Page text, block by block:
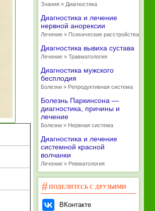
Знания » Диагностика
Диагностика и лечение
нервной анорексии
Лечение » Психические расстройства
Диагностика вывиха сустава
Лечение » Травматология
Диагностика мужского
бесплодия
Болезни » Репродуктивная система
Болезнь Паркинсона —
диагностика, причины и
лечение
Болезни » Нервная система
Диагностика и лечение
системной красной
волчанки
Лечение » Ревматология
ПОДЕЛИТЕСЬ С ДРУЗЬЯМИ
ВКонтакте